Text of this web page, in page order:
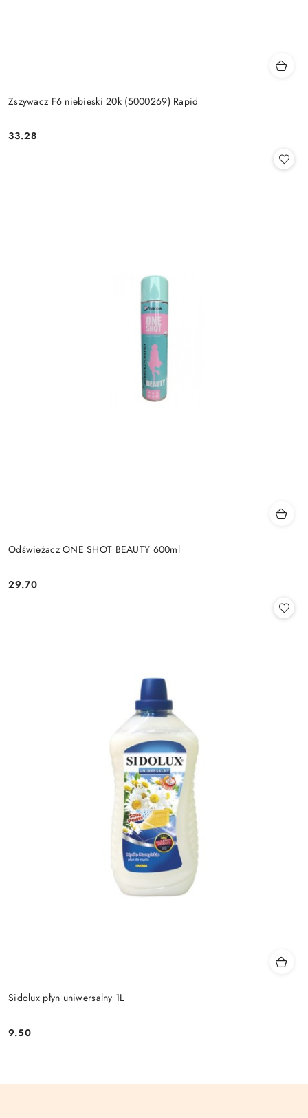
Zszywacz F6 niebieski 20k (5000269) Rapid
Cena:
33.28
Odświeżacz ONE SHOT BEAUTY 600ml
Cena:
29.70
Sidolux płyn uniwersalny 1L
Cena:
9.50